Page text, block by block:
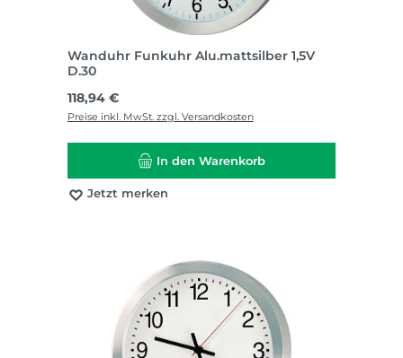
Wanduhr Funkuhr Alu.mattsilber 1,5V
D.30
Regulärer Preis:
118,94 €
Preise inkl. MwSt. zzgl. Versandkosten
In den Warenkorb
Jetzt merken